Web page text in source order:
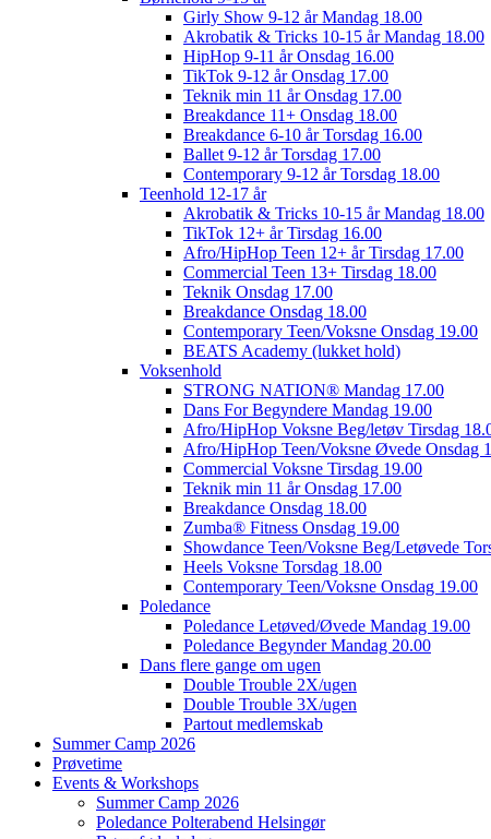
Girly Show 9-12 år Mandag 18.00
Akrobatik & Tricks 10-15 år Mandag 18.00
HipHop 9-11 år Onsdag 16.00
TikTok 9-12 år Onsdag 17.00
Teknik min 11 år Onsdag 17.00
Breakdance 11+ Onsdag 18.00
Breakdance 6-10 år Torsdag 16.00
Ballet 9-12 år Torsdag 17.00
Contemporary 9-12 år Torsdag 18.00
Teenhold 12-17 år
Akrobatik & Tricks 10-15 år Mandag 18.00
TikTok 12+ år Tirsdag 16.00
Afro/HipHop Teen 12+ år Tirsdag 17.00
Commercial Teen 13+ Tirsdag 18.00
Teknik Onsdag 17.00
Breakdance Onsdag 18.00
Contemporary Teen/Voksne Onsdag 19.00
BEATS Academy (lukket hold)
Voksenhold
STRONG NATION® Mandag 17.00
Dans For Begyndere Mandag 19.00
Afro/HipHop Voksne Beg/letøv Tirsdag
Afro/HipHop Teen/Voksne Øvede Onsdag
Commercial Voksne Tirsdag 19.00
Teknik min 11 år Onsdag 17.00
Breakdance Onsdag 18.00
Zumba® Fitness Onsdag 19.00
Showdance Teen/Voksne Beg/Letøvede
Heels Voksne Torsdag 18.00
Contemporary Teen/Voksne Onsdag 19.00
Poledance
Poledance Letøved/Øvede Mandag 19.00
Poledance Begynder Mandag 20.00
Dans flere gange om ugen
Double Trouble 2X/ugen
Double Trouble 3X/ugen
Partout medlemskab
Summer Camp 2026
Prøvetime
Events & Workshops
Summer Camp 2026
Poledance Polterabend Helsingør